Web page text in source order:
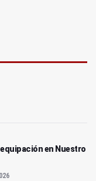
en Nuestro